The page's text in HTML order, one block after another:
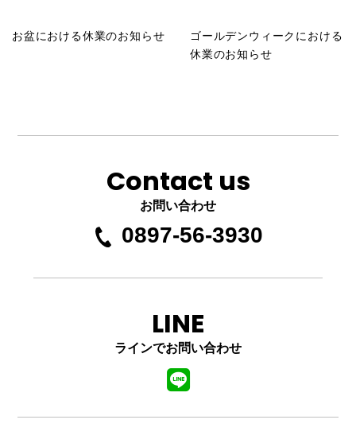
お盆における休業のお知らせ
ゴールデンウィークにおける
休業のお知らせ
Contact us
お問い合わせ
0897-56-3930
LINE
ラインでお問い合わせ